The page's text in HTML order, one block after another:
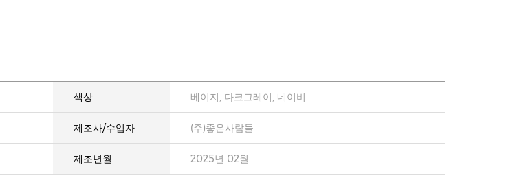
색상 베이지, 다크그레이, 네이비
제조사/수입자 (주)좋은사람들
제조년월 2025년 02월